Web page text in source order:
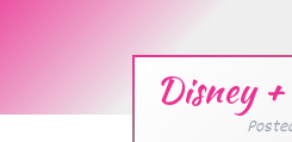
Disney